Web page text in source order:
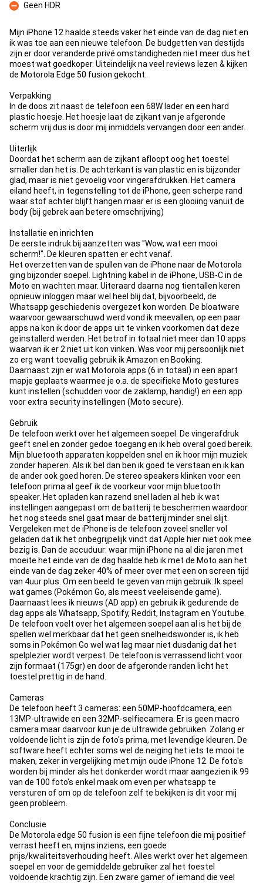
Minpunt
Geen HDR
Mijn iPhone 12 haalde steeds vaker het einde van de dag niet en
ik was toe aan een nieuwe telefoon. De budgetten van destijds
zijn er door veranderde privé omstandigheden niet meer dus het
moest wat goedkoper. Uiteindelijk na veel reviews lezen & kijken
de Motorola Edge 50 fusion gekocht.
Verpakking
In de doos zit naast de telefoon een 68W lader en een hard
plastic hoesje. Het hoesje laat de zijkant van je afgeronde
scherm vrij dus is door mij inmiddels vervangen door een ander.
Uiterlijk
Doordat het scherm aan de zijkant afloopt oog het toestel
smaller dan het is. De achterkant is van plastic en is bijzonder
glad, maar is niet gevoelig voor vingerafdrukken. Het camera
eiland heeft, in tegenstelling tot de iPhone, geen scherpe rand
waar stof achter blijft hangen maar er is een glooiing vanuit de
body (bij gebrek aan betere omschrijving)
Installatie en inrichten
De eerste indruk bij aanzetten was "Wow, wat een mooi
scherm!". De kleuren spatten er echt vanaf.
Het overzetten van de spullen van de iPhone naar de Motorola
ging bijzonder soepel. Lightning kabel in de iPhone, USB-C in de
Moto en wachten maar. Uiteraard daarna nog tientallen keren
opnieuw inloggen maar wel heel blij dat, bijvoorbeeld, de
Whatsapp geschiedenis overgezet kon worden. De bloatware
waarvoor gewaarschuwd werd vond ik meevallen, op een paar
apps na kon ik door de apps uit te vinken voorkomen dat deze
geïnstallerd werden. Het betrof in totaal niet meer dan 10 apps
waarvan ik er 2 niet uit kon vinken. Was voor mij persoonlijk niet
zo erg want toevallig gebruik ik Amazon en Booking.
Daarnaast zijn er wat Motorola apps (6 in totaal) in een apart
mapje geplaats waarmee je o.a. de specifieke Moto gestures
kunt instellen (schudden voor de zaklamp, handig!) en een app
voor extra security instellingen (Moto secure).
Gebruik
De telefoon werkt over het algemeen soepel. De vingerafdruk
geeft snel en zonder gedoe toegang en ik heb overal goed bereik.
Mijn bluetooth apparaten koppelden snel en ik hoor mijn muziek
zonder haperen. Als ik bel dan ben ik goed te verstaan en ik kan
de ander ook goed horen. De stereo speakers klinken voor een
telefoon prima al geef ik de voorkeur voor mijn bluetooth
speaker. Het opladen kan razend snel laden al heb ik wat
instellingen aangepast om de batterij te beschermen waardoor
het nog steeds snel gaat maar de batterij minder snel slijt.
Vergeleken met de iPhone is de telefoon zoveel sneller vol
geladen dat ik het onbegrijpelijk vindt dat Apple hier niet ook mee
bezig is. Dan de accuduur: waar mijn iPhone na al die jaren met
moeite het einde van de dag haalde heb ik met de Moto aan het
einde van de dag zeker 40% of meer over met een on screen tijd
van 4uur plus. Om een beeld te geven van mijn gebruik: Ik speel
wat games (Pokémon Go, als meest veeleisende game).
Daarnaast lees ik nieuws (AD app) en gebruik ik gedurende de
dag apps als Whatsapp, Spotify, Reddit, Instagram en Youtube.
De telefoon voelt over het algemeen soepel aan al is het bij de
spellen wel merkbaar dat het geen snelheidswonder is, ik heb
soms in Pokémon Go wel wat lag maar niet dusdanig dat het
spelplezier wordt verpest. De telefoon is verrassend licht voor
zijn formaat (175gr) en door de afgeronde randen licht het
toestel prettig in de hand.
Cameras
De telefoon heeft 3 cameras: een 50MP-hoofdcamera, een
13MP-ultrawide en een 32MP-selfiecamera. Er is geen macro
camera maar daarvoor kun je de ultrawide gebruiken. Zolang er
voldoende licht is zijn de foto's prima, met levendige kleuren. De
software heeft echter soms wel de neiging het iets te mooi te
maken, zeker in vergelijking met mijn oude iPhone 12. De foto's
worden bij minder als het donkerder wordt maar aangezien ik 99
van de 100 foto's enkel maak om even per whatsapp te
versturen of om op de telefoon zelf te bekijken is dit voor mij
geen probleem.
Conclusie
De Motorola edge 50 fusion is een fijne telefoon die mij positief
verrast heeft en, mijns inziens, een goede
prijs/kwaliteitsverhouding heeft. Alles werkt over het algemeen
soepel en voor de gemiddelde gebruiker zal het toestel
voldoende krachtig zijn. Een zware gamer of iemand die veel